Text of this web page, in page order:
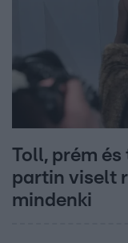
Toll, prém
partin viselt
mindenki